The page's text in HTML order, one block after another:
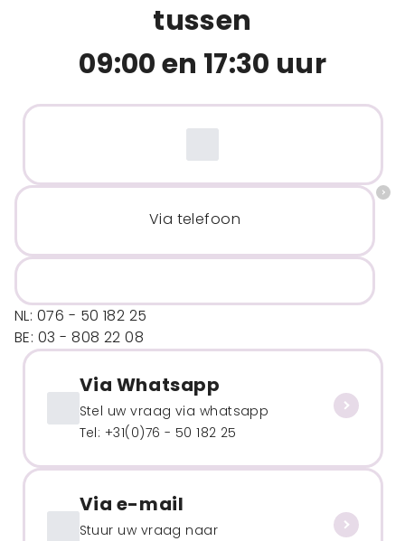
tussen
09:00 en 17:30 uur
Via telefoon
NL: 076 - 50 182 25
BE: 03 - 808 22 08
Via Whatsapp
Stel uw vraag via whatsapp
Tel: +31(0)76 - 50 182 25
Via e-mail
Stuur uw vraag naar